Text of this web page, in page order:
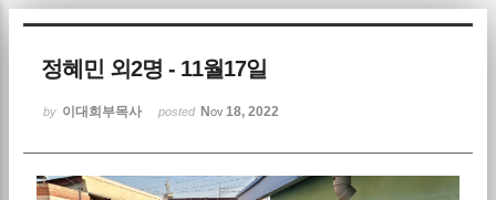
정혜민 외2명 - 11월17일
by 이대희부목사 posted Nov 18, 2022
Sketchbook5, 스케치북5